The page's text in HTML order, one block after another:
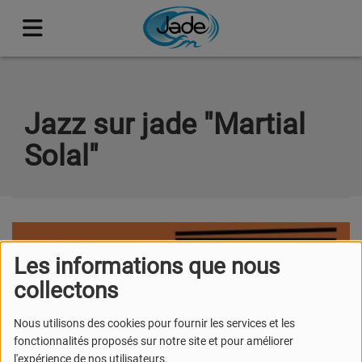
Les informations que nous
collectons
Nous utilisons des cookies pour fournir les services et les
fonctionnalités proposés sur notre site et pour améliorer
l'expérience de nos utilisateurs.
Jazz sur jade "Martial
Solal"